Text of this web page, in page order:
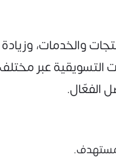
والخدمات، وزيادة
عبر
الفعّال.